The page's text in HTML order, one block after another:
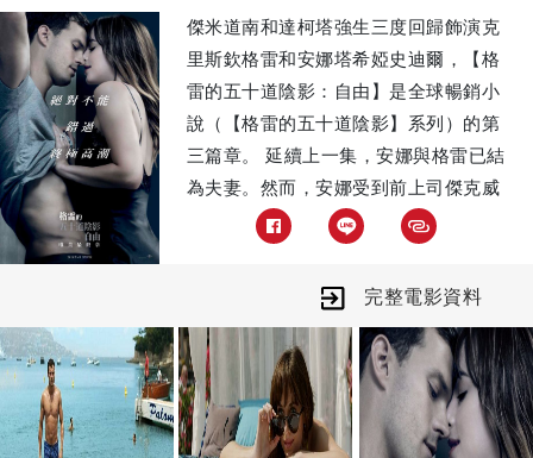
傑米道南和達柯塔強生三度回歸飾演克
里斯欽格雷和安娜塔希婭史迪爾，【格
雷的五十道陰影：自由】是全球暢銷小
說（【格雷的五十道陰影】系列）的第
三篇章。 延續上一集，安娜與格雷已結
為夫妻。然而，安娜受到前上司傑克威
脅，誓言要為被格雷開除而報復...。
完整電影資料